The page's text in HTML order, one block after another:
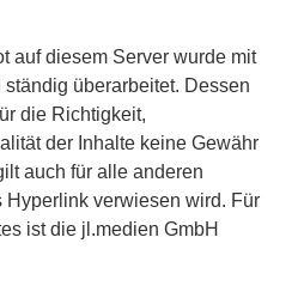
auf diesem Server wurde mit
überarbeitet. Dessen
die Richtigkeit,
der Inhalte keine Gewähr
auch für alle anderen
Hyperlink verwiesen wird. Für
ist die jl.medien GmbH